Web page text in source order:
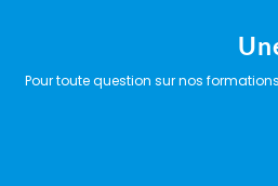
Pour toute question sur nos